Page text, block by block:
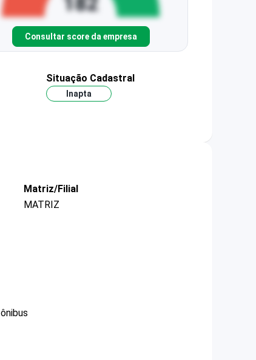
Consultar score da empresa
Situação Cadastral
Inapta
Matriz/Filial
MATRIZ